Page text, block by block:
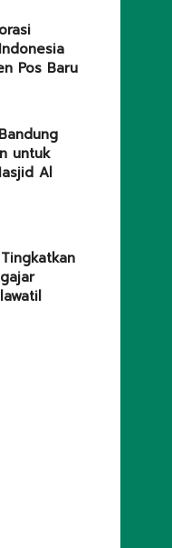
Pos Baru
untuk
Al